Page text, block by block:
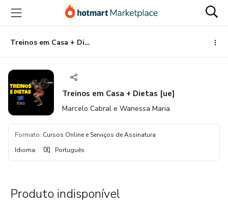
para
conteúdo
principal
para
pagamento
para
rodapé
Treinos em Casa + Dietas [ue]
Treinos em Casa + Dietas [ue]
Marcelo Cabral e Wanessa Maria
Formato: Cursos Online e Serviços de Assinatura
Idioma: Português
Produto indisponível